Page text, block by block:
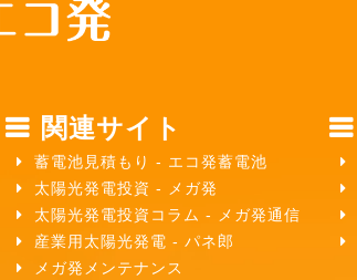
関連サイト
蓄電池見積もり - エコ発蓄電池
太陽光発電投資 - メガ発
太陽光発電投資コラム - メガ発通信
産業用太陽光発電 - パネ郎
メガ発メンテナンス